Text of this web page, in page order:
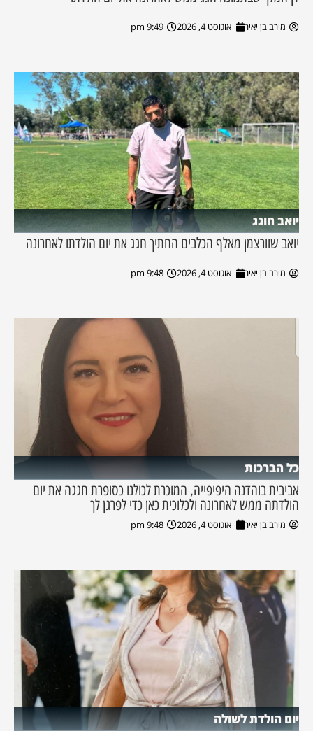
מירב בן יאיר אוגוסט 4, 2026 9:49 pm
יואב חוגג
יואב שוורצמן מאלף הכלבים החתיך חגג את יום הולדתו לאחרונה
מירב בן יאיר אוגוסט 4, 2026 9:48 pm
כל הברכות
אביבית בוהדנה היפיפייה, המוכרת לכולנו כסופרת חגגה את יום
הולדתה ממש לאחרונה ולכלוכית כאן כדי לפרגן לך
מירב בן יאיר אוגוסט 4, 2026 9:48 pm
יום הולדת לשולה